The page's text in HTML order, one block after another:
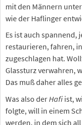
mit den Männern
wie der Haflinger
Es ist auch spannend,
restaurieren, fahren,
zugeschlagen hat.
Glassturz verwahren,
Das muß daher alles
Was also derHafi ist,
folgte, will in einem
werden, in dem sich